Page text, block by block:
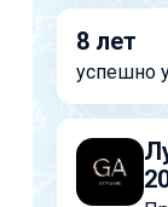
8 лет
успешно